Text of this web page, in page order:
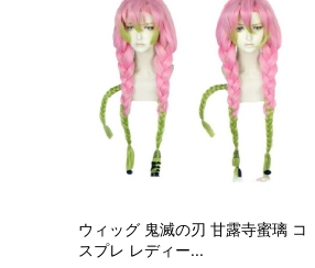
ウィッグ 鬼滅の刃 甘露寺蜜璃 コ
スプレ レディー...